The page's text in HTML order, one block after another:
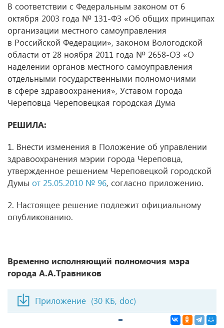
В соответствии с Федеральным законом от 6
октября 2003 года № 131-ФЗ «Об общих принципах
организации местного самоуправления
в Российской Федерации», законом Вологодской
области от 28 ноября 2011 года № 2658-ОЗ «О
наделении органов местного самоуправления
отдельными государственными полномочиями
в сфере здравоохранения», Уставом города
Череповца Череповецкая городская Дума
РЕШИЛА:
1. Внести изменения в Положение об управлении
здравоохранения мэрии города Череповца,
утвержденное решением Череповецкой городской
Думы от 25.05.2010 № 96, согласно приложению.
2. Настоящее решение подлежит официальному
опубликованию.
Временно исполняющий полномочия мэра
города А.А.Травников
Приложение (30 КБ, doc)